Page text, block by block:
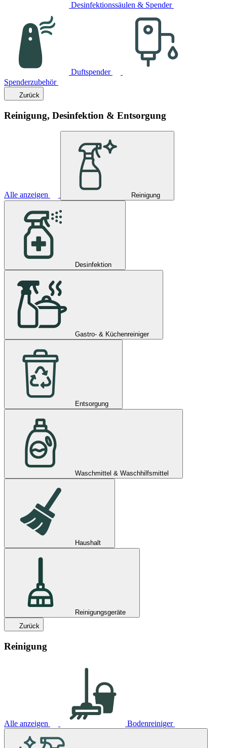
Desinfektionssäulen & Spender
Duftspender
Spenderzubehör
Zurück
Reinigung, Desinfektion & Entsorgung
Alle anzeigen Reinigung
Desinfektion
Gastro- & Küchenreiniger
Entsorgung
Waschmittel & Waschhilfsmittel
Haushalt
Reinigungsgeräte
Zurück
Reinigung
Alle anzeigen Bodenreiniger